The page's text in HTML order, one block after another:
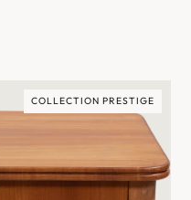
COLLECTION PRESTIGE